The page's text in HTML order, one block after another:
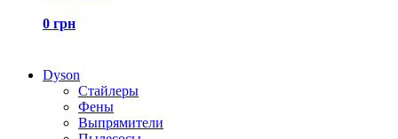
0 грн
Dyson
Стайлеры
Фены
Выпрямители